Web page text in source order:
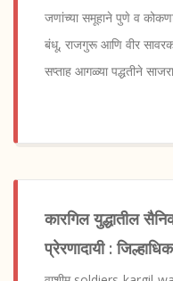
जणांच्या समूहाने पुणे व
बंधू, राजगुरू आणि वीर
सप्ताह आगळ्या पद्धतीने
कारगिल युद्धातील
प्रेरणादायी :